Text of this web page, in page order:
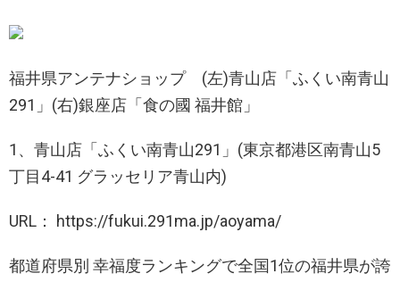
福井県アンテナショップ (左)青山店「ふくい南青山
291」(右)銀座店「食の國 福井館」
1、青山店「ふくい南青山291」(東京都港区南青山5
丁目4-41 グラッセリア青山内)
URL： https://fukui.291ma.jp/aoyama/
都道府県別 幸福度ランキングで全国1位の福井県が誇